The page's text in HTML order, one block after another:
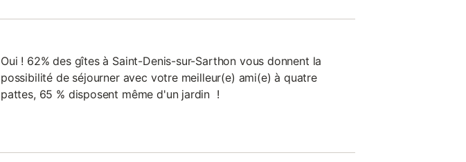
Oui ! 62% des gîtes à Saint-Denis-sur-Sarthon vous donnent la
possibilité de séjourner avec votre meilleur(e) ami(e) à quatre
pattes, 65 % disposent même d'un jardin !